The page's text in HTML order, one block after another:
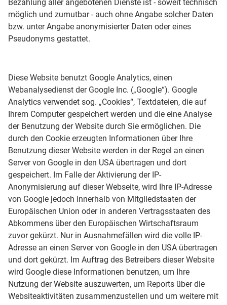
Bezahlung aller angebotenen Dienste ist - soweit technisch
möglich und zumutbar - auch ohne Angabe solcher Daten
bzw. unter Angabe anonymisierter Daten oder eines
Pseudonyms gestattet.
Diese Website benutzt Google Analytics, einen
Webanalysedienst der Google Inc. („Google“). Google
Analytics verwendet sog. „Cookies“, Textdateien, die auf
Ihrem Computer gespeichert werden und die eine Analyse
der Benutzung der Website durch Sie ermöglichen. Die
durch den Cookie erzeugten Informationen über Ihre
Benutzung dieser Website werden in der Regel an einen
Server von Google in den USA übertragen und dort
gespeichert. Im Falle der Aktivierung der IP-
Anonymisierung auf dieser Webseite, wird Ihre IP-Adresse
von Google jedoch innerhalb von Mitgliedstaaten der
Europäischen Union oder in anderen Vertragsstaaten des
Abkommens über den Europäischen Wirtschaftsraum
zuvor gekürzt. Nur in Ausnahmefällen wird die volle IP-
Adresse an einen Server von Google in den USA übertragen
und dort gekürzt. Im Auftrag des Betreibers dieser Website
wird Google diese Informationen benutzen, um Ihre
Nutzung der Website auszuwerten, um Reports über die
Websiteaktivitäten zusammenzustellen und um weitere mit